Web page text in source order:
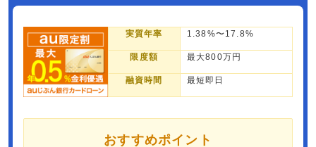
実質年率 1.38%〜17.8%
限度額 最大800万円
融資時間 最短即日
おすすめポイント